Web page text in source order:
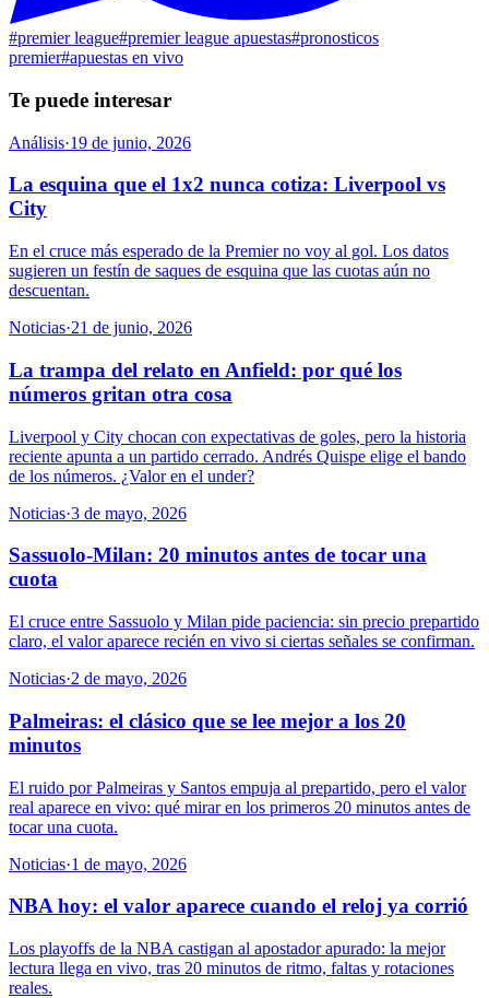
#premier league#premier league apuestas#pronosticos
premier#apuestas en vivo
Te puede interesar
Análisis·19 de junio, 2026
La esquina que el 1x2 nunca cotiza: Liverpool vs
City
En el cruce más esperado de la Premier no voy al gol. Los datos
sugieren un festín de saques de esquina que las cuotas aún no
descuentan.
Noticias·21 de junio, 2026
La trampa del relato en Anfield: por qué los
números gritan otra cosa
Liverpool y City chocan con expectativas de goles, pero la historia
reciente apunta a un partido cerrado. Andrés Quispe elige el bando
de los números. ¿Valor en el under?
Noticias·3 de mayo, 2026
Sassuolo-Milan: 20 minutos antes de tocar una
cuota
El cruce entre Sassuolo y Milan pide paciencia: sin precio prepartido
claro, el valor aparece recién en vivo si ciertas señales se confirman.
Noticias·2 de mayo, 2026
Palmeiras: el clásico que se lee mejor a los 20
minutos
El ruido por Palmeiras y Santos empuja al prepartido, pero el valor
real aparece en vivo: qué mirar en los primeros 20 minutos antes de
tocar una cuota.
Noticias·1 de mayo, 2026
NBA hoy: el valor aparece cuando el reloj ya corrió
Los playoffs de la NBA castigan al apostador apurado: la mejor
lectura llega en vivo, tras 20 minutos de ritmo, faltas y rotaciones
reales.